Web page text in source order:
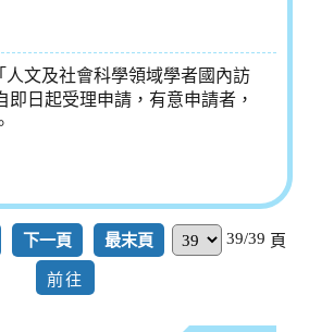
人文及社會科學領域學者國內訪
即日起受理申請，有意申請者，
下一頁 最末頁 39/39 頁